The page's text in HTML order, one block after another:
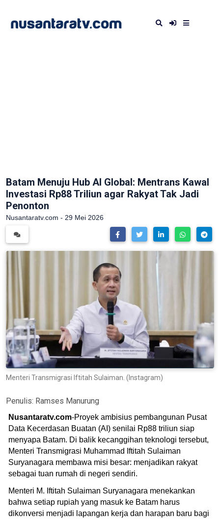
Batam Menuju Hub AI Global: Mentrans Kawal
Investasi Rp88 Triliun agar Rakyat Tak Jadi
Penonton
Nusantaratv.com - 29 Mei 2026
Menteri Transmigrasi Iftitah Sulaiman. (Instagram)
Penulis: Ramses Manurung
Nusantaratv.com-Proyek ambisius pembangunan Pusat
Data Kecerdasan Buatan (AI) senilai Rp88 triliun siap
menyapa Batam. Di balik kecanggihan teknologi tersebut,
Menteri Transmigrasi Muhammad Iftitah Sulaiman
Suryanagara membawa misi besar: menjadikan rakyat
sebagai tuan rumah di negeri sendiri.
Menteri M. Iftitah Sulaiman Suryanagara menekankan
bahwa setiap rupiah yang masuk ke Batam harus
dikonversi menjadi lapangan kerja dan harapan baru bagi